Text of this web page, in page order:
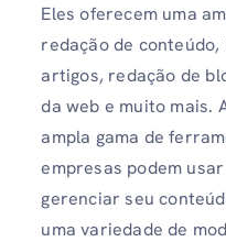
Eles oferecem uma
redação de
artigos, redação de
da web e muito mais.
ampla gama de
empresas podem
gerenciar seu
uma variedade de